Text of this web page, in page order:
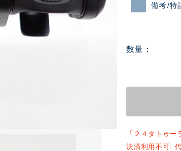
備考/特
数量
「２４タトゥ
決済利用不可: